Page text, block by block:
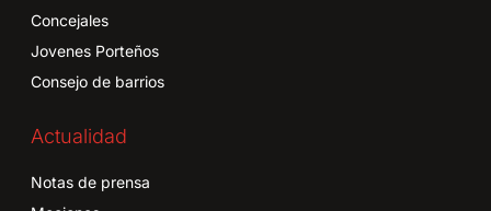
Concejales
Jovenes Porteños
Consejo de barrios
Actualidad
Notas de prensa